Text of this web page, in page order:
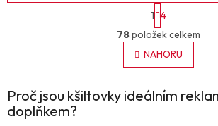
O
v
l
á
a
S
t
r
á
n
k
v
á
1 4
78položek celkem
NAHORU
Proč jsou kšiltovky ideálním
doplňkem?